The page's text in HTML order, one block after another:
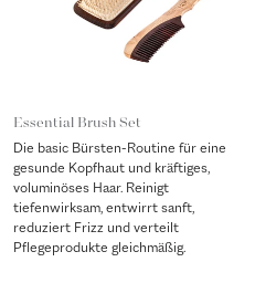
Essential Brush Set
Die basic Bürsten-Routine für eine
gesunde Kopfhaut und kräftiges,
voluminöses Haar. Reinigt
tiefenwirksam, entwirrt sanft,
reduziert Frizz und verteilt
Pflegeprodukte gleichmäßig.